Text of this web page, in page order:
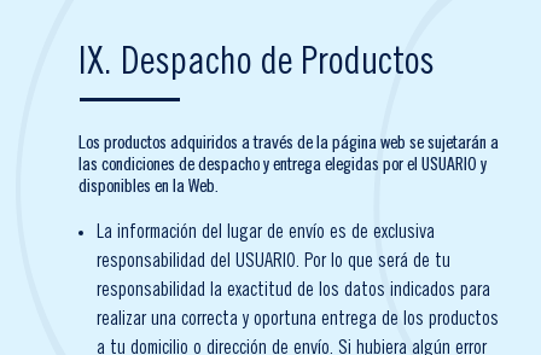
IX. Despacho de Productos
Los productos adquiridos a través de la página web se sujetarán a
las condiciones de despacho y entrega elegidas por el USUARIO y
disponibles en la Web.
La información del lugar de envío es de exclusiva
responsabilidad del USUARIO. Por lo que será de tu
responsabilidad la exactitud de los datos indicados para
realizar una correcta y oportuna entrega de los productos
a tu domicilio o dirección de envío. Si hubiera algún error